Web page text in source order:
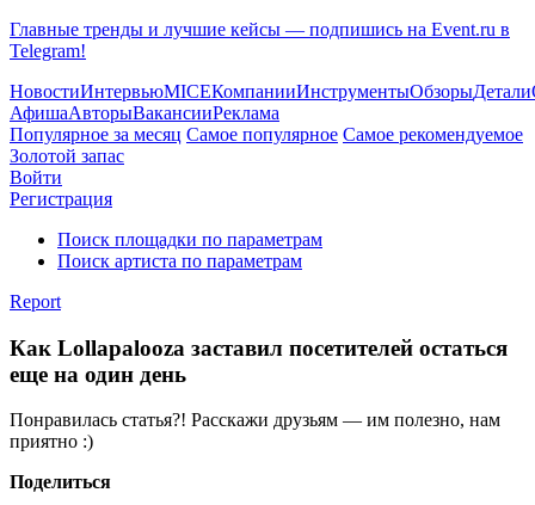
Главные тренды и лучшие кейсы — подпишись на Event.ru в
Telegram!
НовостиИнтервьюMICEКомпанииИнструментыОбзорыДетали
АфишаАвторыВакансииРеклама
Популярное за месяц Самое популярное Самое рекомендуемое
Золотой запас
Войти
Регистрация
Поиск площадки по параметрам
Поиск артиста по параметрам
Report
Как Lollapalooza заставил посетителей остаться
еще на один день
Понравилась статья?! Расскажи друзьям — им полезно, нам
приятно :)
Поделиться